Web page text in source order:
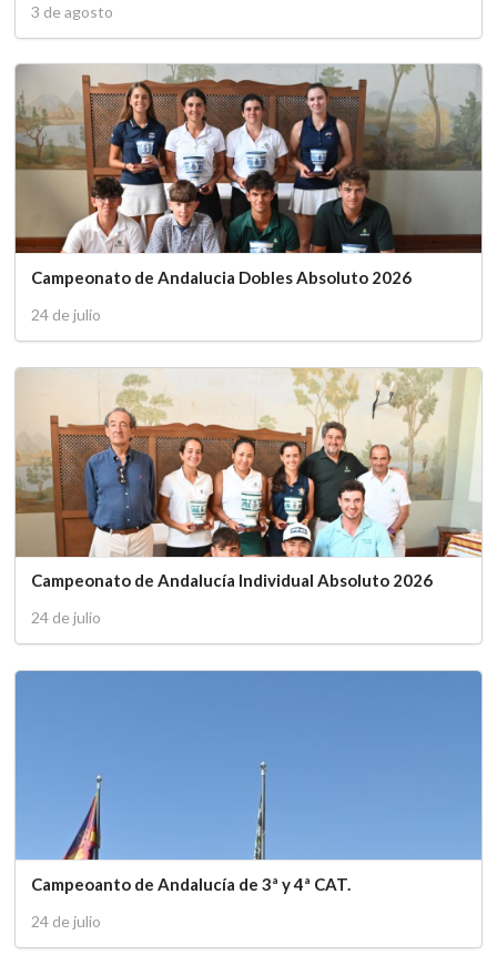
3 de agosto
Campeonato de Andalucia Dobles Absoluto 2026
24 de julio
Campeonato de Andalucía Individual Absoluto 2026
24 de julio
Campeoanto de Andalucía de 3ª y 4ª CAT.
24 de julio